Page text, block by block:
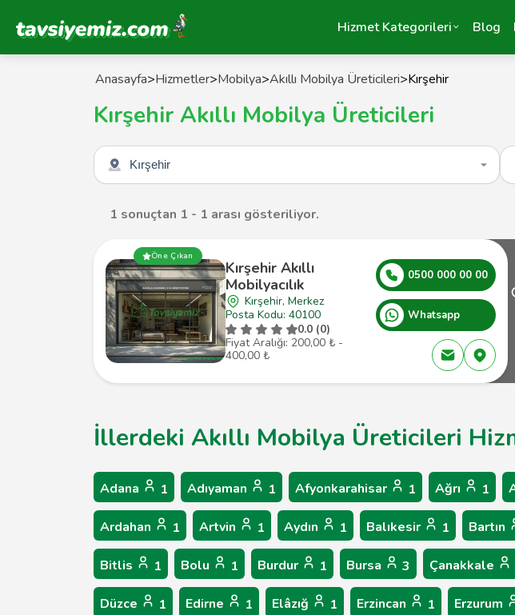
Tavsiyemiz Anasayfa Hizmet Kategorileri Blog
Anasayfa>Hizmetler>Mobilya>Akıllı Mobilya Üreticileri>Kırşehir
Kırşehir Akıllı Mobilya Üreticileri
Şehir seçin
1 sonuçtan 1 - 1 arası gösteriliyor.
Öne Çıkan
Kırşehir Akıllı
Mobilyacılık
Kırşehir, Merkez
Posta Kodu: 40100
0.0 (0)
Fiyat Aralığı: 200,00 ₺ -
400,00 ₺
0500 000 00 00
Whatsapp
İllerdeki Akıllı Mobilya Üreticileri
Adana 1 Adıyaman 1 Afyonkarahisar 1 Ağrı 1
Ardahan 1 Artvin 1 Aydın 1 Balıkesir 1 Bartın
Bitlis 1 Bolu 1 Burdur 1 Bursa 3 Çanakkale
Düzce 1 Edirne 1 Elâzığ 1 Erzincan 1 Erzurum